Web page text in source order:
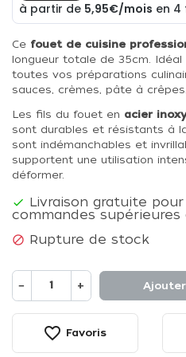
Ce fouet de cuisine
longueur totale de 35cm. Idéal
toutes vos préparations
sauces, crèmes, pâte à
Les fils du fouet en acier
sont durables et résistants à
sont indémanchables et
supportent une utilisation
déformer.
 Livraison gratuite
commandes supérieures
 Rupture de stock
− +
favorite_border Favoris